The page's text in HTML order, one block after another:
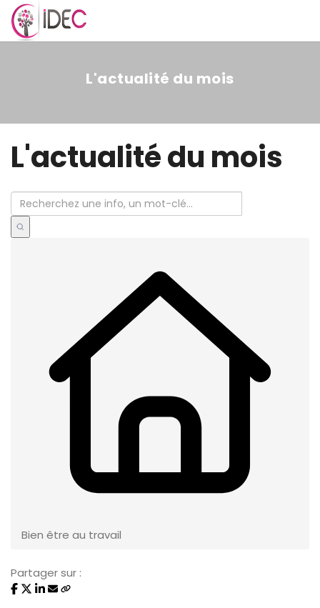
MENU
L'actualité du mois
L'actualité du mois
Bien être au travail
Partager sur :